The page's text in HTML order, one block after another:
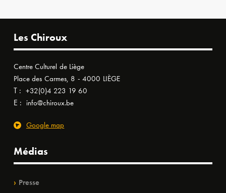
Les Chiroux
Centre Culturel de Liège
Place des Carmes, 8 - 4000 LIÈGE
T : +32(0)4 223 19 60
E : info@chiroux.be
Google map
Médias
Presse